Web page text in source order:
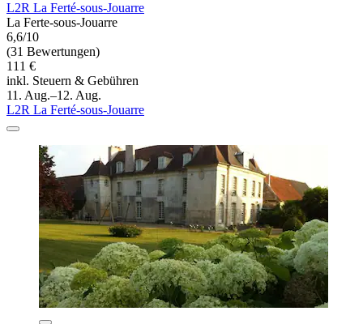
L2R La Ferté-sous-Jouarre
La Ferte-sous-Jouarre
6,6/10
(31 Bewertungen)
111 €
inkl. Steuern & Gebühren
11. Aug.–12. Aug.
L2R La Ferté-sous-Jouarre